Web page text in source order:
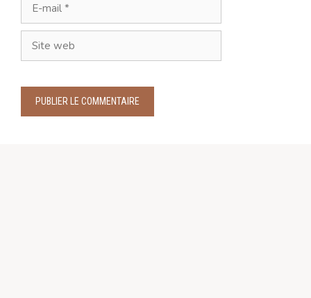
mail
Site
web